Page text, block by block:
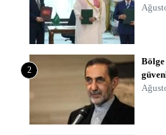
2